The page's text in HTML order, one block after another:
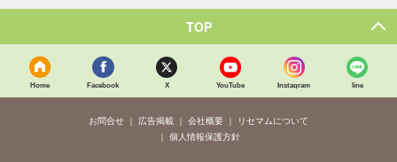
TOP
Home Facebook X YouTube Instagram line
お問合せ 広告掲載 会社概要
リセマムについて
個人情報保護方針